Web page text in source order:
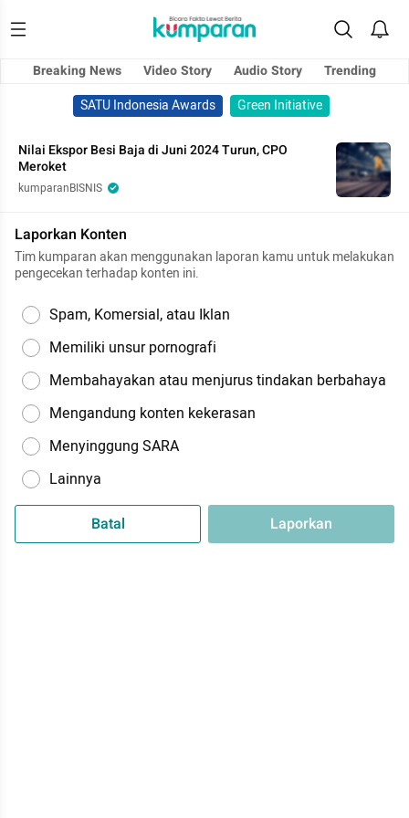
Breaking News Video Story Audio Story
Trending
SATU Indonesia Awards
Green Initiative
Nilai Ekspor Besi Baja di Juni 2024 Turun, CPO
Meroket
kumparanBISNIS
Laporkan Konten
Tim kumparan akan menggunakan laporan kamu untuk melakukan
pengecekan terhadap konten ini.
Spam, Komersial, atau Iklan
Memiliki unsur pornografi
Membahayakan atau menjurus tindakan berbahaya
Mengandung konten kekerasan
Menyinggung SARA
Lainnya
Batal Laporkan